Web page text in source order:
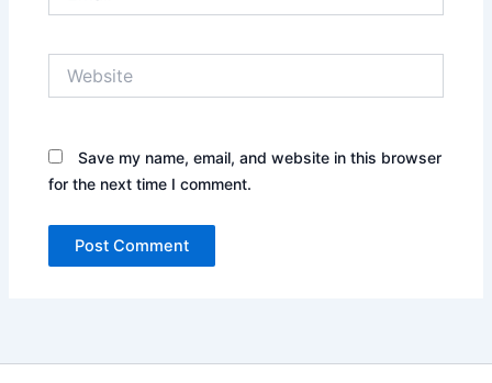
Save my name, email, and website in this browser
for the next time I comment.